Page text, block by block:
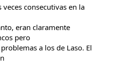
consecutivas en la
eran claramente
pero
a los de Laso. El